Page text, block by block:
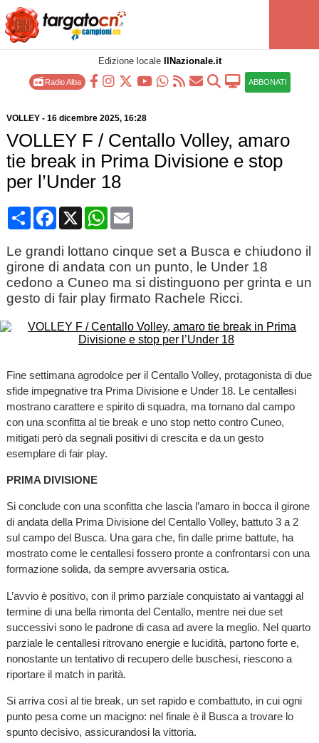
Edizione locale IlNazionale.it
Radio Alba ABBONATI
VOLLEY- 16 dicembre 2025, 16:28
VOLLEY F / Centallo Volley, amaro
tie break in Prima Divisione e stop
per l’Under 18
CondividiFacebook
X WhatsApp
Email
Le grandi lottano cinque set a Busca e chiudono il
girone di andata con un punto, le Under 18
cedono a Cuneo ma si distinguono per grinta e un
gesto di fair play firmato Rachele Ricci.
Fine settimana agrodolce per il Centallo Volley, protagonista di due
sfide impegnative tra Prima Divisione e Under 18. Le centallesi
mostrano carattere e spirito di squadra, ma tornano dal campo
con una sconfitta al tie break e uno stop netto contro Cuneo,
mitigati però da segnali positivi di crescita e da un gesto
esemplare di fair play.
PRIMA DIVISIONE
Si conclude con una sconfitta che lascia l’amaro in bocca il girone
di andata della Prima Divisione del Centallo Volley, battuto 3 a 2
sul campo del Busca. Una gara che, fin dalle prime battute, ha
mostrato come le centallesi fossero pronte a confrontarsi con una
formazione solida, da sempre avversaria ostica.
L’avvio è positivo, con il primo parziale conquistato ai vantaggi al
termine di una bella rimonta del Centallo, mentre nei due set
successivi sono le padrone di casa ad avere la meglio. Nel quarto
parziale le centallesi ritrovano energie e lucidità, partono forte e,
nonostante un tentativo di recupero delle buschesi, riescono a
riportare il match in parità.
Si arriva così al tie break, un set rapido e combattuto, in cui ogni
punto pesa come un macigno: nel finale è il Busca a trovare lo
spunto decisivo, assicurandosi la vittoria.